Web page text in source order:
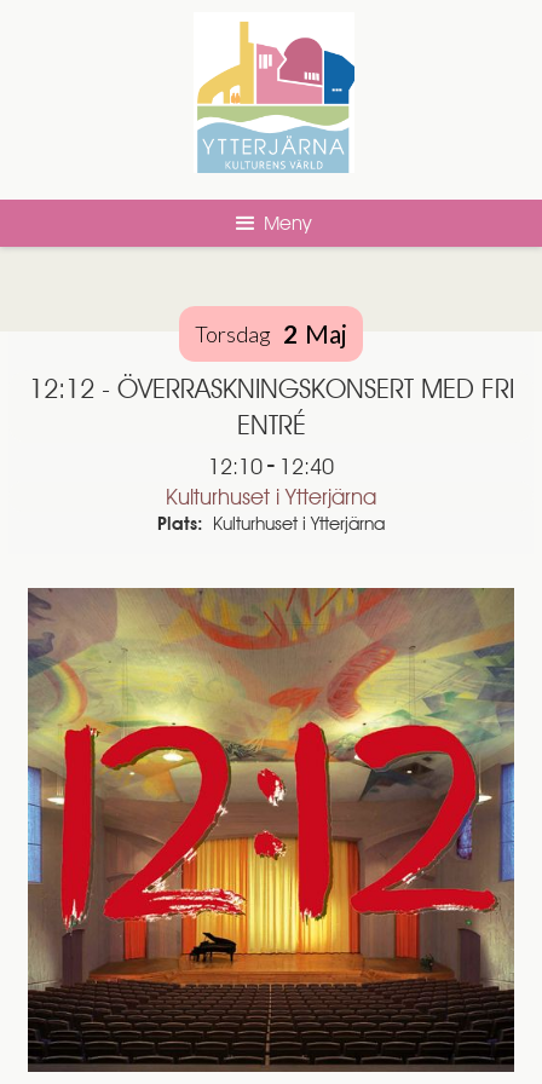
Meny
Torsdag 2 Maj
12:12 - ÖVERRASKNINGSKONSERT MED FRI
ENTRÉ
12:10- 12:40
Kulturhuset i Ytterjärna
Plats: Kulturhuset i Ytterjärna